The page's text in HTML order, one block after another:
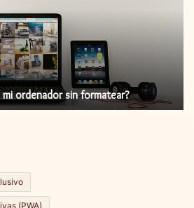
ordenador sin formatear?
(PWA)